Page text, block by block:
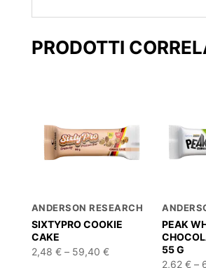
PRODOTTI
ANDERSON RESEARCH
SIXTYPRO COOKIE
CAKE
2,48 € – 59,40 €Fascia
PEAK
55 G
2,62€ –